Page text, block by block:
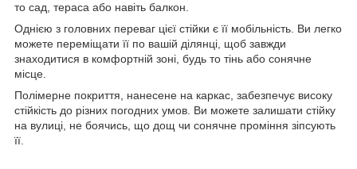
то сад, тераса або навіть балкон.
Однією з головних переваг цієї стійки є її мобільність. Ви легко
можете переміщати її по вашій ділянці, щоб завжди
знаходитися в комфортній зоні, будь то тінь або сонячне
місце.
Полімерне покриття, нанесене на каркас, забезпечує високу
стійкість до різних погодних умов. Ви можете залишати стійку
на вулиці, не боячись, що дощ чи сонячне проміння зіпсують
її.